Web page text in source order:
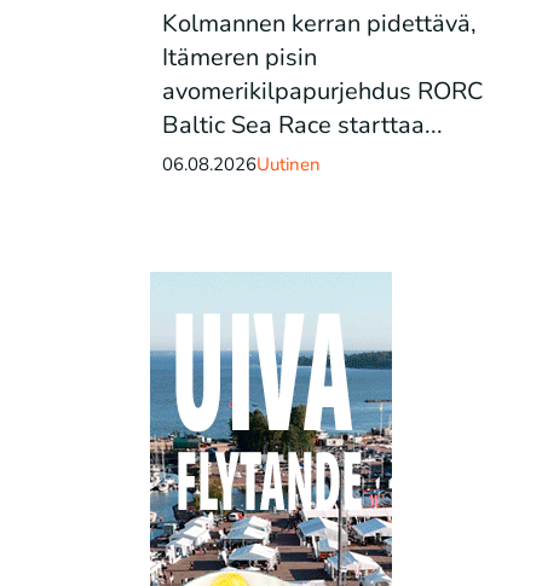
Kolmannen kerran pidettävä,
Itämeren pisin
avomerikilpapurjehdus RORC
Baltic Sea Race starttaa...
06.08.2026Uutinen